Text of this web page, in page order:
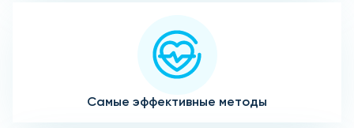
Самые эффективные методы